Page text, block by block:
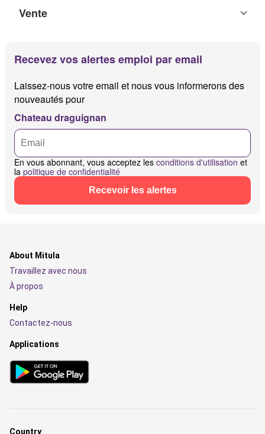
Vente
Recevez vos alertes emploi par email
Laissez-nous votre email et nous vous informerons des
nouveautés pour
Chateau draguignan
En vous abonnant, vous acceptez les conditions d'utilisation et
la politique de confidentialité
Recevoir les alertes
About Mitula
Travaillez avec nous
À propos
Help
Contactez-nous
Applications
Country